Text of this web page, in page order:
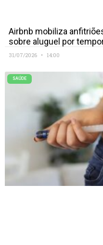
Airbnb mobiliza
sobre aluguel por
31/07/2026 14:00
SAÚDE